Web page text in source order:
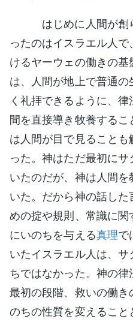
はじめに人間が創
ったのはイスラエル人
けるヤーウェの働きの基
は、人間が地上で普通
く礼拝できるように、
間を直接導き牧養する
は人間が目で見ること
った。神はただ最初に
いたのだが、神は人間
いた。だから神の話し
めの掟や規則、常識に
にいのちを与える真理で
いたイスラエル人は、
ちではなかった。神の律
最初の段階、救いの働
のちの性質を変えるこ